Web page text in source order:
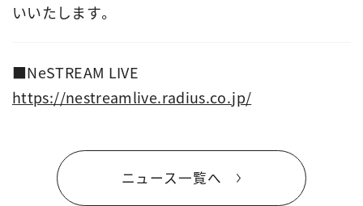
いいたします。
■NeSTREAM LIVE
https://nestreamlive.radius.co.jp/
ニュース一覧へ